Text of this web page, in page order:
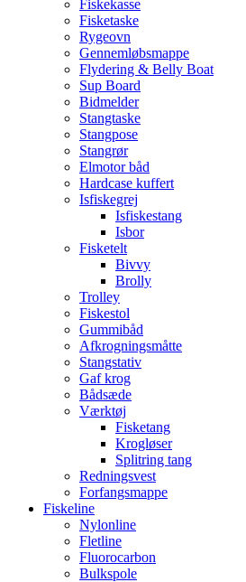
Fiskekasse
Fisketaske
Rygeovn
Gennemløbsmappe
Flydering & Belly Boat
Sup Board
Bidmelder
Stangtaske
Stangpose
Stangrør
Elmotor båd
Hardcase kuffert
Isfiskegrej
Isfiskestang
Isbor
Fisketelt
Bivvy
Brolly
Trolley
Fiskestol
Gummibåd
Afkrogningsmåtte
Stangstativ
Gaf krog
Bådsæde
Værktøj
Fisketang
Krogløser
Splitring tang
Redningsvest
Forfangsmappe
Fiskeline
Nylonline
Fletline
Fluorocarbon
Bulkspole